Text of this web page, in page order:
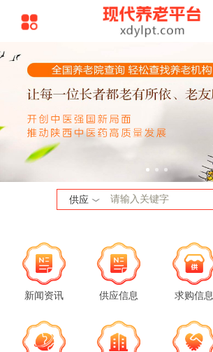
供应
新闻资讯 供应信息 求购信息